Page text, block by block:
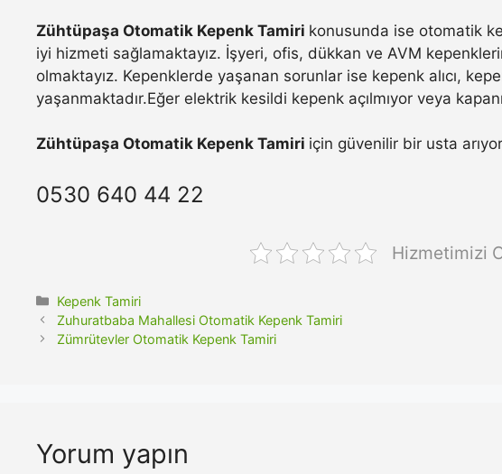
Zühtüpaşa Otomatik Kepenk Tamiri konusunda ise otomatik
iyi hizmeti sağlamaktayız. İşyeri, ofis, dükkan ve AVM
olmaktayız. Kepenklerde yaşanan sorunlar ise kepenk alıcı,
yaşanmaktadır.Eğer elektrik kesildi kepenk açılmıyor veya
Zühtüpaşa Otomatik Kepenk Tamiri için güvenilir bir usta
0530 640 44 22
Hizmetimizi
Kategoriler
Kepenk Tamiri
Zuhuratbaba Mahallesi Otomatik Kepenk Tamiri
Zümrütevler Otomatik Kepenk Tamiri
Yorum yapın